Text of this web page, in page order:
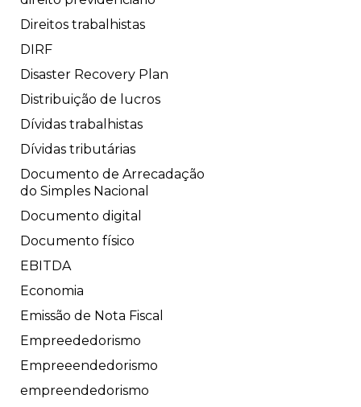
Direitos trabalhistas
DIRF
Disaster Recovery Plan
Distribuição de lucros
Dívidas trabalhistas
Dívidas tributárias
Documento de Arrecadação
do Simples Nacional
Documento digital
Documento físico
EBITDA
Economia
Emissão de Nota Fiscal
Empreededorismo
Empreeendedorismo
empreendedorismo